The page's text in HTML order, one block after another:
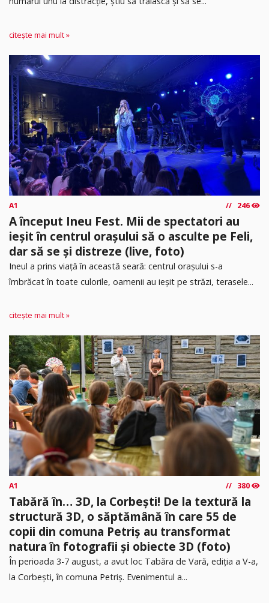
citește mai mult »
A1 246
A început Ineu Fest. Mii de spectatori au
ieșit în centrul orașului să o asculte pe Feli,
dar să se și distreze (live, foto)
Ineul a prins viață în această seară: centrul orașului s-a
îmbrăcat în toate culorile, oamenii au ieșit pe străzi, terasele...
citește mai mult »
A1 380
Tabără în… 3D, la Corbești! De la textură la
structură 3D, o săptămână în care 55 de
copii din comuna Petriș au transformat
natura în fotografii și obiecte 3D (foto)
În perioada 3-7 august, a avut loc Tabăra de Vară, ediția a V-a,
la Corbești, în comuna Petriș. Evenimentul a...